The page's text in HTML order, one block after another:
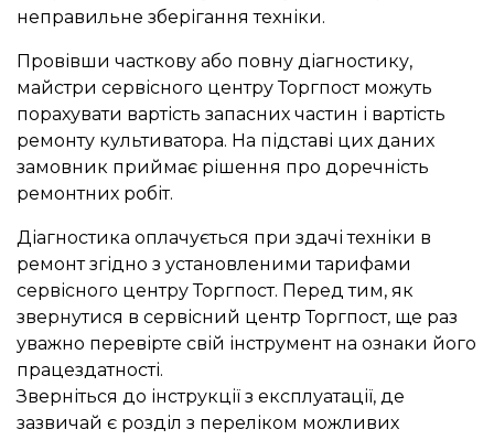
неправильне зберігання техніки.
Провівши часткову або повну діагностику,
майстри сервісного центру Торгпост можуть
порахувати вартість запасних частин і вартість
ремонту культиватора. На підставі цих даних
замовник приймає рішення про доречність
ремонтних робіт.
Діагностика оплачується при здачі техніки в
ремонт згідно з установленими тарифами
сервісного центру Торгпост. Перед тим, як
звернутися в сервісний центр Торгпост, ще раз
уважно перевірте свій інструмент на ознаки його
працездатності.
Зверніться до інструкції з експлуатації, де
зазвичай є розділ з переліком можливих